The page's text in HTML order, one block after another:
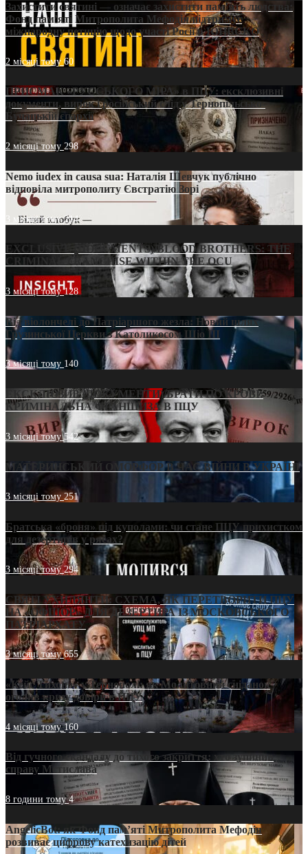
Захистити святині — означає захистити пам’ять людства:
Фонд пам’яті Митрополита Мефодія підтримує
міжнародну петицію щодо участі Росії в ЮНЕСКО
2 місяці тому60
ПРИСМАК «РУССЬКОГО МІРА» в ПЦУ: ексклюзивні
документи, вирок і російський слід у Тернопільсько-
Бучацькій єпархії
2 місяці тому 298
Nemo iudex in causa sua: Наталія Шевчук публічно
відповіла митрополиту Євстратію Зорі
3 місяці тому214
EXCLUSIVE (DOCUMENTS)/BLOOD BROTHERS: THE
CRIMINAL FRANCHISE WITHIN THE OCU
3 місяці тому128
Від віолончелі до Патріаршого жезла: Новий шлях
Грузинської Церкви з Католикосом Шіо III
3 місяці тому 140
ЕКСКЛЮЗИВ (ДОКУМЕНТИ)/БРАТИ ПО КРОВІ:
КРИМІНАЛЬНА ФРАНШИЗА В ПЦУ
3 місяці тому542
МАТЕРИНСЬКИЙ ОМОРФОР В ЧАС ВІЙНИ В УКРАЇНІ
3 місяці тому251
Братська «броня» під куполами: чи стане ПЦУ прихистком
для дезертирів у рясах?
3 місяці тому294
СВЯТІ УХИЛЯНТИ: СХЕМА, ЯК ПЕРЕТВОРИТИ ПЦУ
НА «ОФШОР» ДЛЯ ДЕЗЕРТИРА ІЗ МОСКОВСЬКОГО
ПАТРІАРХАТУ
3 місяці тому655
«Кейс Тихона» у Тернополі: як Молитовний сніданок
оголив кризу довіри в ПЦУ
4 місяці тому160
Від гучного скандалу до тихого закриття: хто зупинив
справу Мстислава
8 години тому4
AngelicBot: як Фонд пам’яті Митрополита Мефодія
розвиває цифрову катехизацію дітей